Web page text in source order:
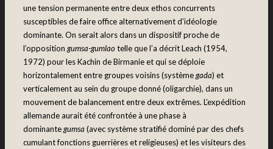
une tension permanente entre deux ethos concurrents
susceptibles de faire office alternativement d’idéologie
dominante. On serait alors dans un dispositif proche de
l’opposition gumsa-gumlaotelle que l’a décrit Leach (1954,
1972) pour les Kachin de Birmanie et qui se déploie
horizontalement entre groupes voisins (systèmegada) et
verticalement au sein du groupe donné (oligarchie), dans un
mouvement de balancement entre deux extrêmes. L’expédition
allemande aurait été confrontée à une phase à
dominantegumsa (avec système stratifié dominé par des chefs
cumulant fonctions guerrières et religieuses) et les visiteurs des